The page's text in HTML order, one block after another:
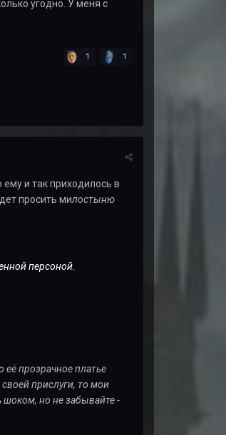
угодно. У меня с
1 1
и так приходилось в
просить милостыню
персоной.
прозрачное платье
прислуги, то мои
но не забывайте -